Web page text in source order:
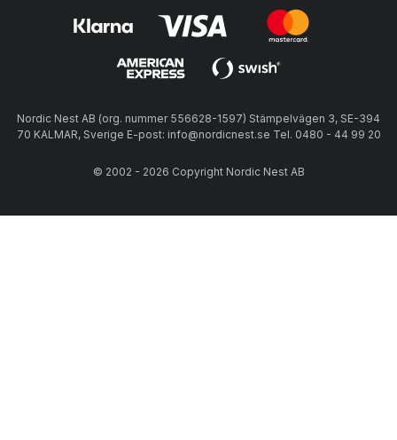
Nordic Nest AB (org. nummer 556628-1597) Stämpelvägen 3, SE-394
70 KALMAR, Sverige E-post: info@nordicnest.se Tel. 0480 - 44 99 20
© 2002 - 2026 Copyright Nordic Nest AB